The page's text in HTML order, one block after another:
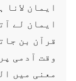
ایمان
ایمان لے
قرآن بن
وقت آدمی
معنی میں